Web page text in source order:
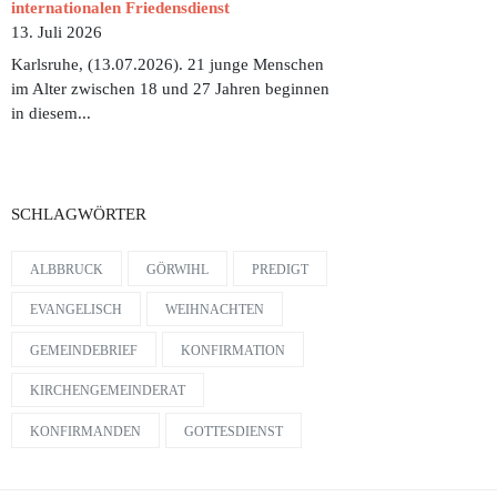
AM 16.11.2025 UM 10:45 UHR IN BIRNDORF
ZUM ERNTEDANKFEST AM 28. SEPTEMBER 2025 UM 10:30
internationalen Friedensdienst
13. Juli 2026
Karlsruhe, (13.07.2026). 21 junge Menschen
im Alter zwischen 18 und 27 Jahren beginnen
in diesem...
SCHLAGWÖRTER
ALBBRUCK GÖRWIHL PREDIGT
EVANGELISCH WEIHNACHTEN
GEMEINDEBRIEF KONFIRMATION
KIRCHENGEMEINDERAT
KONFIRMANDEN GOTTESDIENST